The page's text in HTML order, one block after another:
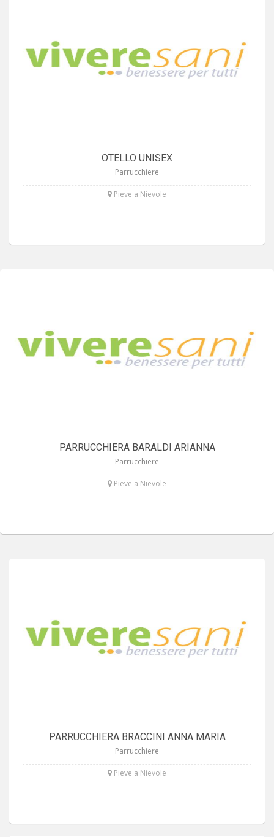
OTELLO UNISEX
Parrucchiere
Pieve a Nievole
PARRUCCHIERA BARALDI ARIANNA
Parrucchiere
Pieve a Nievole
PARRUCCHIERA BRACCINI ANNA MARIA
Parrucchiere
Pieve a Nievole